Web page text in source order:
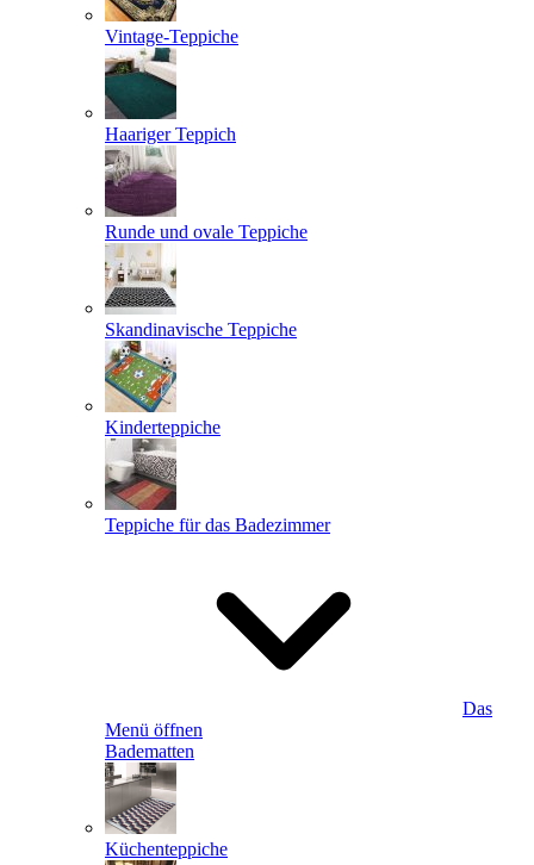
Vintage-Teppiche
Haariger Teppich
Runde und ovale Teppiche
Skandinavische Teppiche
Kinderteppiche
Teppiche für das Badezimmer
Das
Menü öffnen
Badematten
Küchenteppiche